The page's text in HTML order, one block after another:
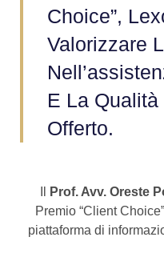
Choice”,
Valorizzare
E La
Offerto.
Prof. Avv. Oreste
Premio “Client
piattaforma di